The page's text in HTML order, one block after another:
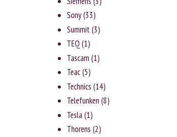
Sony(33)
Summit(3)
TEQ (1)
Tascam (1)
Teac(5)
Technics (14)
Telefunken (8)
Tesla(1)
Thorens (2)